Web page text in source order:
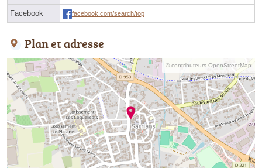
Facebook facebook.com/search/top
Plan et adresse
© contributeurs OpenStreetMap